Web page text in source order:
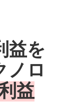
益を
ノロ
益